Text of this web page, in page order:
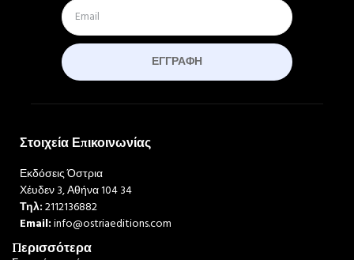
ΕΓΓΡΑΦΉ
Στοιχεία Επικοινωνίας
Εκδόσεις Όστρια
Χέυδεν 3, Αθήνα 104 34
Τηλ:2112136882
Email:info@ostriaeditions.com
Περισσότερα